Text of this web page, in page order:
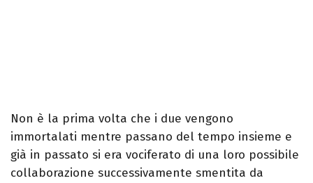
Non è la prima volta che i due vengono
immortalati mentre passano del tempo insieme e
già in passato si era vociferato di una loro possibile
collaborazione successivamente smentita da